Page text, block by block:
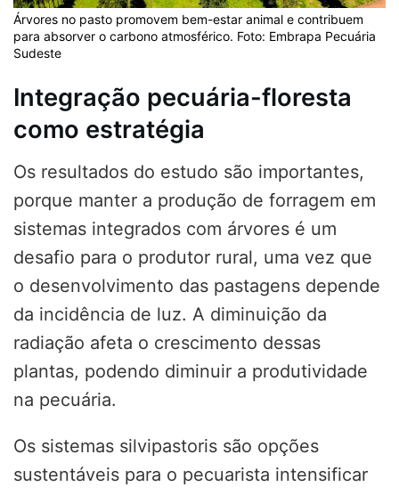
Árvores no pasto promovem bem-estar animal e contribuem
para absorver o carbono atmosférico. Foto: Embrapa Pecuária
Sudeste
Integração pecuária-floresta
como estratégia
Os resultados do estudo são importantes,
porque manter a produção de forragem em
sistemas integrados com árvores é um
desafio para o produtor rural, uma vez que
o desenvolvimento das pastagens depende
da incidência de luz. A diminuição da
radiação afeta o crescimento dessas
plantas, podendo diminuir a produtividade
na pecuária.
Os sistemas silvipastoris são opções
sustentáveis para o pecuarista intensificar